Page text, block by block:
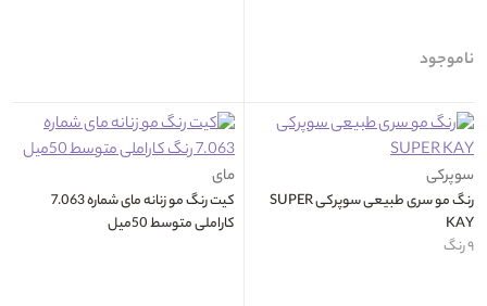
ناموجود
سوپرکی
رنگ مو سری طبیعی سوپرکی SUPER
KAY
۹ رنگ
مای
کیت رنگ مو زنانه مای شماره 7.063
کاراملی متوسط 50میل